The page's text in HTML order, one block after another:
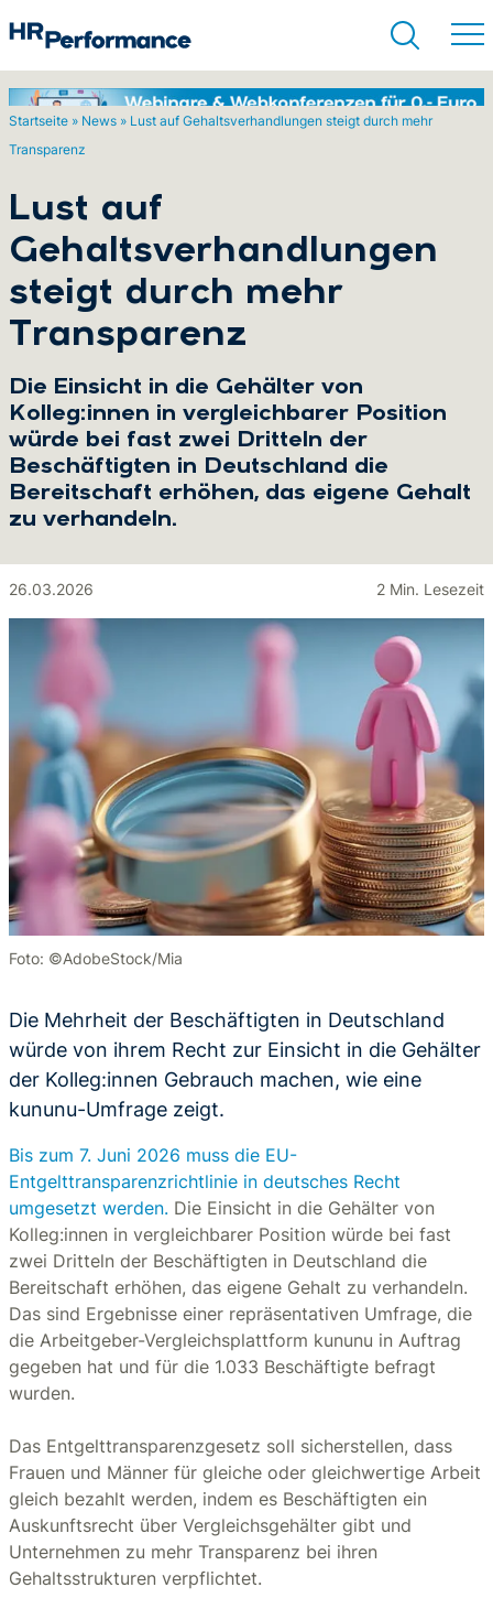
Startseite » News » Lust auf Gehaltsverhandlungen steigt durch mehr
Transparenz
Lust auf
Gehaltsverhandlungen
steigt durch mehr
Transparenz
Die Einsicht in die Gehälter von
Kolleg:innen in vergleichbarer Position
würde bei fast zwei Dritteln der
Beschäftigten in Deutschland die
Bereitschaft erhöhen, das eigene Gehalt
zu verhandeln.
26.03.2026 2 Min. Lesezeit
Foto: ©AdobeStock/Mia
Die Mehrheit der Beschäftigten in Deutschland
würde von ihrem Recht zur Einsicht in die Gehälter
der Kolleg:innen Gebrauch machen, wie eine
kununu-Umfrage zeigt.
Bis zum 7. Juni 2026 muss die EU-
Entgelttransparenzrichtlinie in deutsches Recht
umgesetzt werden. Die Einsicht in die Gehälter von
Kolleg:innen in vergleichbarer Position würde bei fast
zwei Dritteln der Beschäftigten in Deutschland die
Bereitschaft erhöhen, das eigene Gehalt zu verhandeln.
Das sind Ergebnisse einer repräsentativen Umfrage, die
die Arbeitgeber-Vergleichsplattform kununu in Auftrag
gegeben hat und für die 1.033 Beschäftigte befragt
wurden.
Das Entgelttransparenzgesetz soll sicherstellen, dass
Frauen und Männer für gleiche oder gleichwertige Arbeit
gleich bezahlt werden, indem es Beschäftigten ein
Auskunftsrecht über Vergleichsgehälter gibt und
Unternehmen zu mehr Transparenz bei ihren
Gehaltsstrukturen verpflichtet.